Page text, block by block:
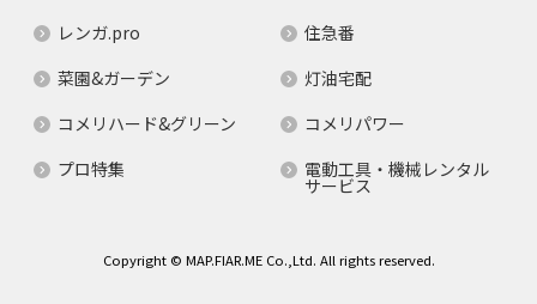
レンガ.pro
住急番
菜園&ガーデン
灯油宅配
コメリハード&グリーン
コメリパワー
プロ特集
電動工具・機械レンタル
サービス
Copyright © MAP.FIAR.ME Co.,Ltd. All rights reserved.